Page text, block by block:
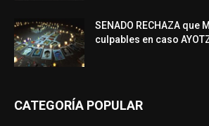
SENADO RECHAZA que
culpables en caso
CATEGORÍA POPULAR